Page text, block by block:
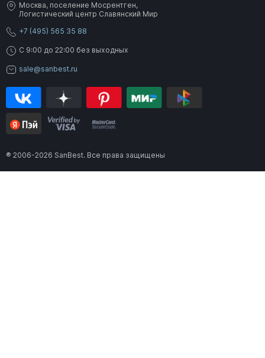
Москва, поселение Мосрентген,
Логистический центр Славянский Мир
+7 (495) 565 35 88
C 9:00 до 22:00 без выходных
sale@sanbest.ru
® 2006-2026 SanBest. Все права защищены